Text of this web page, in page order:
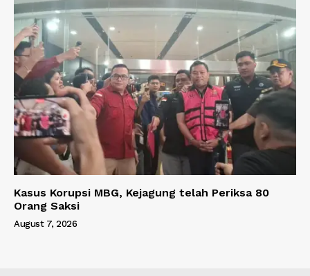
Kasus Korupsi MBG, Kejagung telah Periksa 80
Orang Saksi
August 7, 2026